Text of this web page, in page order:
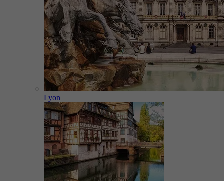
Lyon